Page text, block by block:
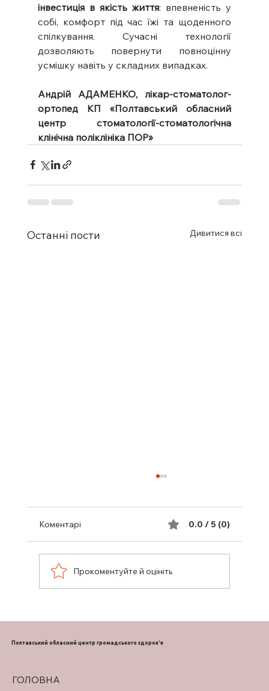
інвестиція в якість життя: впевненість у
собі, комфорт під час їжі та щоденного
спілкування. Сучасні технології
дозволяють повернути повноцінну
усмішку навіть у складних випадках.
Андрій АДАМЕНКО, лікар-стоматолог-
ортопед КП «Полтавський обласний
центр стоматології-стоматологічна
клінічна поліклініка ПОР»
Останні пости Дивитися всі
Коментарі 0.0 / 5 (0)
Прокоментуйте й оцініть
ГОЛОВНА
Полтавський обласний центр громадського здоров'я